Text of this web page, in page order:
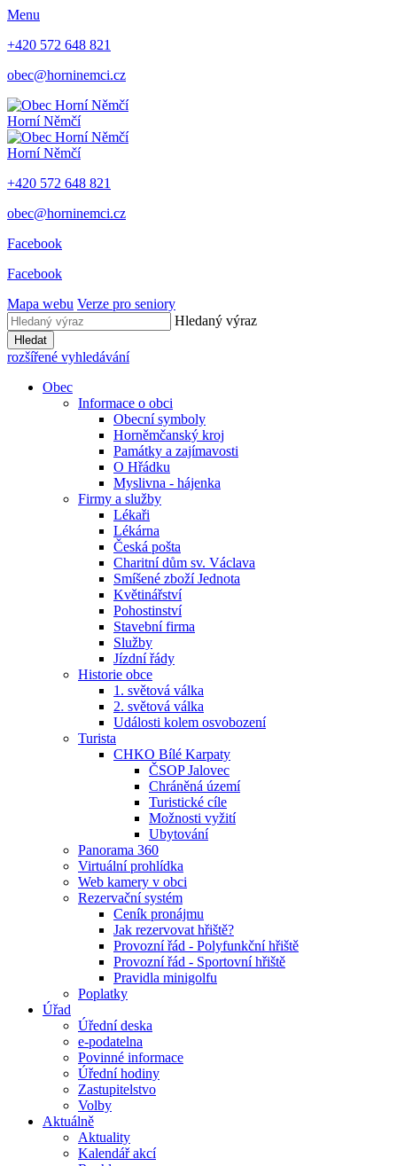
Menu
+420 572 648 821
obec@horninemci.cz
Horní Němčí
Horní Němčí
+420 572 648 821
obec@horninemci.cz
Facebook
Facebook
Mapa webu Verze pro seniory
Hledaný výraz
Hledat
rozšířené vyhledávání
Obec
Informace o obci
Obecní symboly
Horněmčanský kroj
Památky a zajímavosti
O Hřádku
Myslivna - hájenka
Firmy a služby
Lékaři
Lékárna
Česká pošta
Charitní dům sv. Václava
Smíšené zboží Jednota
Květinářství
Pohostinství
Stavební firma
Služby
Jízdní řády
Historie obce
1. světová válka
2. světová válka
Události kolem osvobození
Turista
CHKO Bílé Karpaty
ČSOP Jalovec
Chráněná území
Turistické cíle
Možnosti vyžití
Ubytování
Panorama 360
Virtuální prohlídka
Web kamery v obci
Rezervační systém
Ceník pronájmu
Jak rezervovat hřiště?
Provozní řád - Polyfunkční hřiště
Provozní řád - Sportovní hřiště
Pravidla minigolfu
Poplatky
Úřad
Úřední deska
e-podatelna
Povinné informace
Úřední hodiny
Zastupitelstvo
Volby
Aktuálně
Aktuality
Kalendář akcí